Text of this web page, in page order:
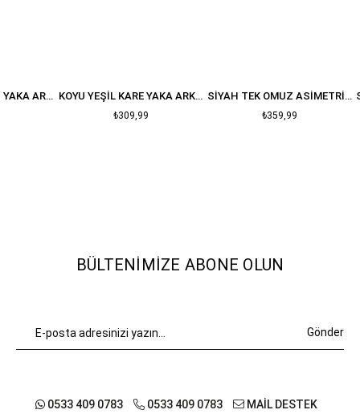
KOYU KAHVE KARE YAKA ARKASII FERMUARLI VATKALI ELBISE KOYU YEŞIL KARE YAKA ARKASI FERMUARLI VATKALI ELBISE
₺309,99
SIYAH TEK OMUZ ASIMETRIK ELBISE
₺359,99
BÜLTENIMIZE ABONE OLUN
Gönder
0533 409 0783 0533 409 0783 MAİL DESTEK